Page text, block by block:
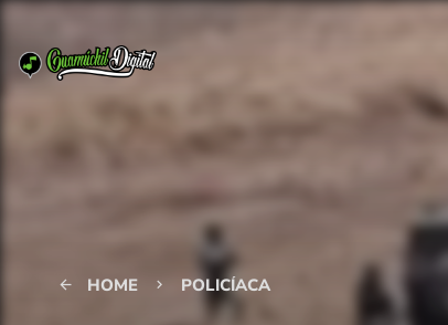
arrow_back HOME keyboard_arrow_right POLICÍACA